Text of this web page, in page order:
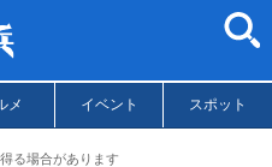
メ イベント スポット
る場合があります